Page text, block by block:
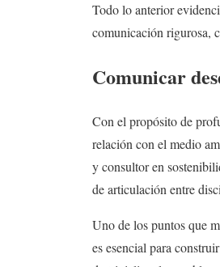
Todo lo anterior
comunicación rigurosa,
Comunicar
Con el propósito de
relación con el medio
y consultor en
de articulación entre
Uno de los puntos que
es esencial para